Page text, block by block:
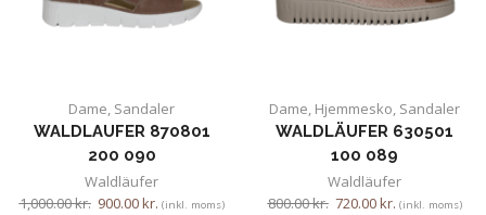
Dame, Sandaler
WALDLAUFER 870801
200 090
Waldläufer
1,000.00kr. 900.00kr. (inkl. moms)
Dame, Hjemmesko, Sandaler
WALDLÄUFER 630501
100 089
Waldläufer
800.00kr. 720.00kr. (inkl. moms)